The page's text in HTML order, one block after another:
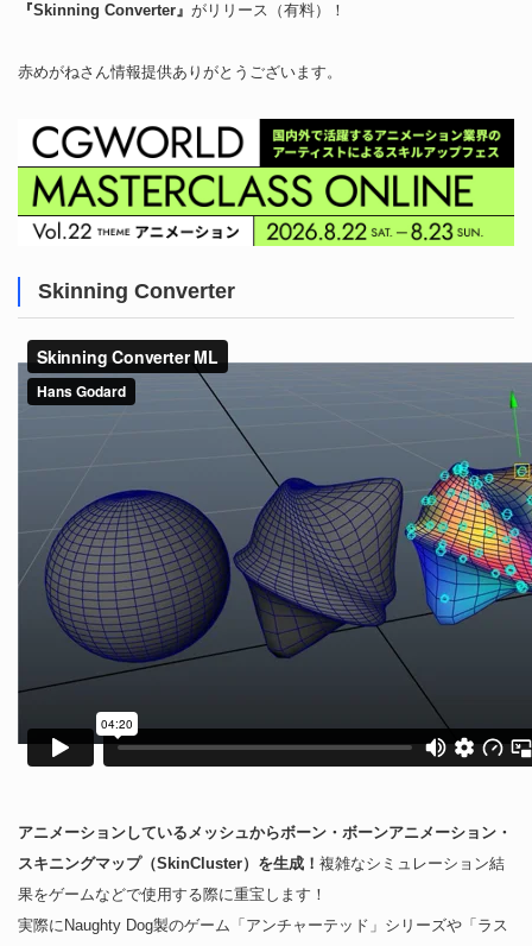
『Skinning Converter』 がリリース（有料）！
赤めがねさん情報提供ありがとうございます。
Skinning Converter
アニメーションしているメッシュからボーン・ボーンアニメーション・
スキニングマップ（SkinCluster）を生成！ 複雑なシミュレーション結
果をゲームなどで使用する際に重宝します！
実際にNaughty Dog製のゲーム「アンチャーテッド」シリーズや「ラス